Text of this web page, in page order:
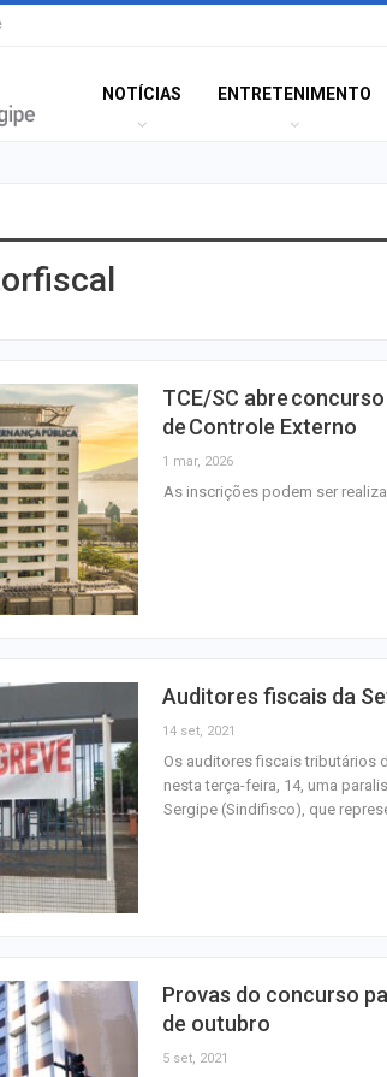
NOTÍCIAS ENTRETENIMENTO
TCE/SC abre
de Controle Externo
1 mar, 2026
As inscrições podem ser
Auditores fiscais da
14 set, 2021
Os auditores fiscais tributários
nesta terça-feira, 14, uma
Sergipe (Sindifisco), que
Provas do concurso
de outubro
5 set, 2021